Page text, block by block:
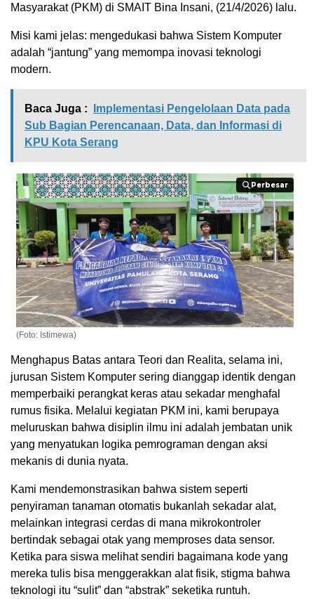
Masyarakat (PKM) di SMAIT Bina Insani, (21/4/2026) lalu.
Misi kami jelas: mengedukasi bahwa Sistem Komputer
adalah “jantung” yang memompa inovasi teknologi
modern.
Baca Juga :
Implementasi Pengelolaan Data pada
Sub Bagian Perencanaan, Data, dan Informasi di
KPU Kota Serang
Perbesar
Perbesar
(Foto: Istimewa)
Menghapus Batas antara Teori dan Realita, selama ini,
jurusan Sistem Komputer sering dianggap identik dengan
memperbaiki perangkat keras atau sekadar menghafal
rumus fisika. Melalui kegiatan PKM ini, kami berupaya
meluruskan bahwa disiplin ilmu ini adalah jembatan unik
yang menyatukan logika pemrograman dengan aksi
mekanis di dunia nyata.
Kami mendemonstrasikan bahwa sistem seperti
penyiraman tanaman otomatis bukanlah sekadar alat,
melainkan integrasi cerdas di mana mikrokontroler
bertindak sebagai otak yang memproses data sensor.
Ketika para siswa melihat sendiri bagaimana kode yang
mereka tulis bisa menggerakkan alat fisik, stigma bahwa
teknologi itu “sulit” dan “abstrak” seketika runtuh.